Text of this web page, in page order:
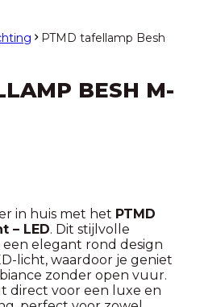
PTMD tafellamp Besh
BESH M-
in huis met het PTMD
– LED. Dit stijlvolle
elegant rond design
licht, waardoor je geniet
zonder open vuur.
direct voor een luxe en